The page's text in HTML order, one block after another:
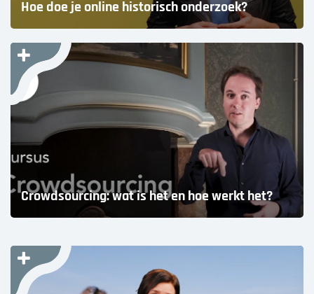
Hoe doe je online historisch onderzoek?
Crowdsourcing: wat is het en hoe werkt het?